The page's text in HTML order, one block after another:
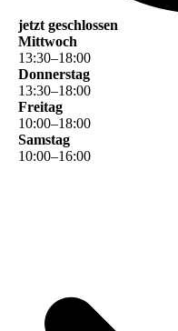
jetzt geschlossen
Mittwoch
13:30–18:00
Donnerstag
13:30–18:00
Freitag
10:00–18:00
Samstag
10:00–16:00